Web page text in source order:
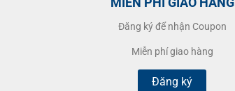
Đăng ký để nhận Coupon
Miễn phí giao hàng
Đăng ký